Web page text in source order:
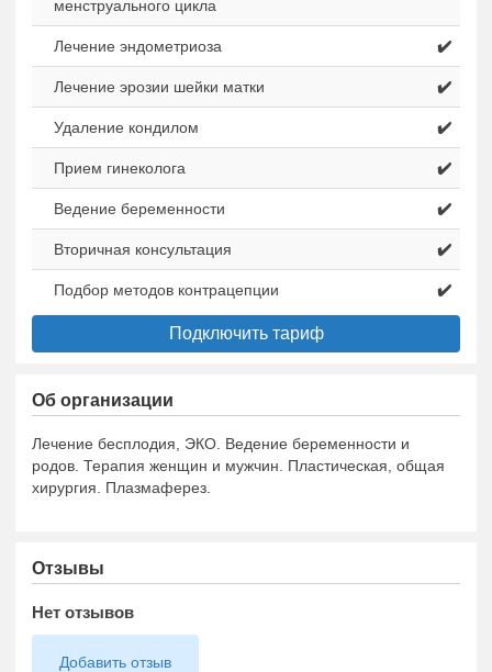
менструального цикла
Лечение эндометриоза ✔️
Лечение эрозии шейки матки ✔️
Удаление кондилом ✔️
Прием гинеколога ✔️
Ведение беременности ✔️
Вторичная консультация ✔️
Подбор методов контрацепции ✔️
Подключить тариф
Об организации
Лечение бесплодия, ЭКО. Ведение беременности и
родов. Терапия женщин и мужчин. Пластическая, общая
хирургия. Плазмаферез.
Отзывы
Нет отзывов
Добавить отзыв